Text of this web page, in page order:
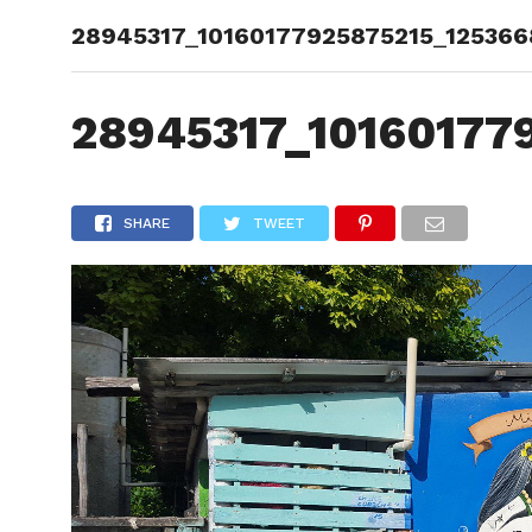
SHARE TWEET